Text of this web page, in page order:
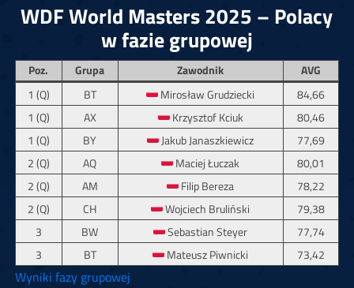
WDF World Masters 2025 – Polacy
w fazie grupowej
Poz. Grupa Zawodnik
AVG
1 (Q)
BT Mirosław Grudziecki
84,66
1 (Q)
AX Krzysztof Kciuk
80,46
1 (Q)
BY Jakub Janaszkiewicz
77,69
2 (Q)
AQ Maciej Łuczak
80,01
2 (Q)
AM Filip Bereza
78,22
2 (Q)
CH Wojciech Bruliński
79,38
3
BW Sebastian Steyer
77,74
3
BT Mateusz Piwnicki 73,42
Wyniki fazy grupowej